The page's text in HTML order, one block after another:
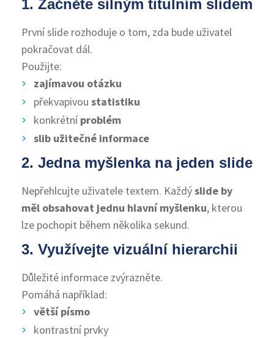
1. Začněte silným titulním slidem
První slide rozhoduje o tom, zda bude uživatel
pokračovat dál.
Použijte:
zajímavou otázku
překvapivou statistiku
konkrétní problém
slib užitečné informace
2. Jedna myšlenka na jeden slide
Nepřehlcujte uživatele textem. Každýslide by
měl obsahovat jednu hlavní myšlenku, kterou
lze pochopit během několika sekund.
3. Využívejte vizuální hierarchii
Důležité informace zvýrazněte.
Pomáhá například:
větší písmo
kontrastní prvky